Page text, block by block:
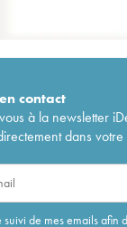
contact
à la newsletter
dans
suivi de mes emails afin